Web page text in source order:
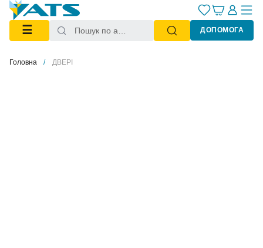
☰ ДОПОМОГА
Головна ДВЕРІ